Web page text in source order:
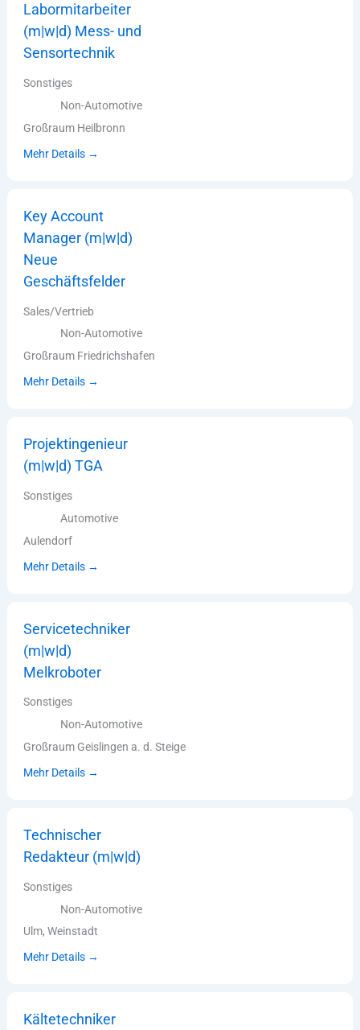
Labormitarbeiter
(m|w|d) Mess- und
Sensortechnik
Sonstiges
Non-Automotive
Großraum Heilbronn
Mehr Details
Key Account
Manager (m|w|d)
Neue
Geschäftsfelder
Sales/Vertrieb
Non-Automotive
Großraum Friedrichshafen
Mehr Details
Projektingenieur
(m|w|d) TGA
Sonstiges
Automotive
Aulendorf
Mehr Details
Servicetechniker
(m|w|d)
Melkroboter
Sonstiges
Non-Automotive
Großraum Geislingen a. d. Steige
Mehr Details
Technischer
Redakteur (m|w|d)
Sonstiges
Non-Automotive
Ulm Weinstadt
Mehr Details
Kältetechniker